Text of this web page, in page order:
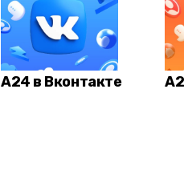
А24 в Вконтакте